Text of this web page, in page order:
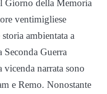
Giorno della Memoria
ventimigliese
ambientata a
Seconda Guerra
narrata sono
e Remo. Nonostante